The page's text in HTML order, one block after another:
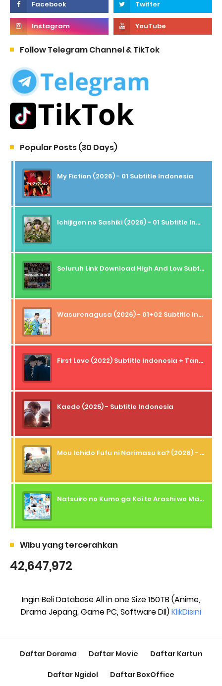
Follow Telegram Channel & TikTok
Popular Posts (30 Days)
My Fiction (2026) - 01 Subtitle Indonesia
Ichijigen no Sashiki (2026) - 01 Subtitle Indonesia
Seluruh Link Download High And Low Subtitle Indonesia
Wasurenagusa (2026) - 01+02 Subtitle Indonesia
First Love (2022) Subtitle Indonesia + Tanpa Iklan + Streaming + 1080p
Kaede (2025) - Subtitle Indonesia
Mou Ichido Fufu ni Narimasu ka? (2026) - 01 Subtitle Indonesia
Natsuiro no Kumo ga Koi to Arashi wo Makiokosu (2026) - 01 Subtitle Indonesia
Wibu yang tercerahkan
42,647,972
Ingin Beli Database All in one Size 150TB (Anime,
Drama Jepang, Game PC, Software Dll)KlikDisini
Daftar Dorama Daftar Movie Daftar Kartun
Daftar Ngidol Daftar BoxOffice